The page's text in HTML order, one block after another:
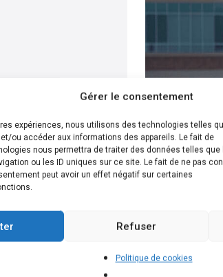
Gérer le consentement
expériences, nous utilisons des technologies telles
ou accéder aux informations des appareils. Le fait de
nous permettra de traiter des données telles que
ou les ID uniques sur ce site. Le fait de ne pas
peut avoir un effet négatif sur certaines
Refuser
Politique de cookies
gratuitement
plus efficace pour
calculer le
sur votre toit
solutions.
par exemple.
installer vos